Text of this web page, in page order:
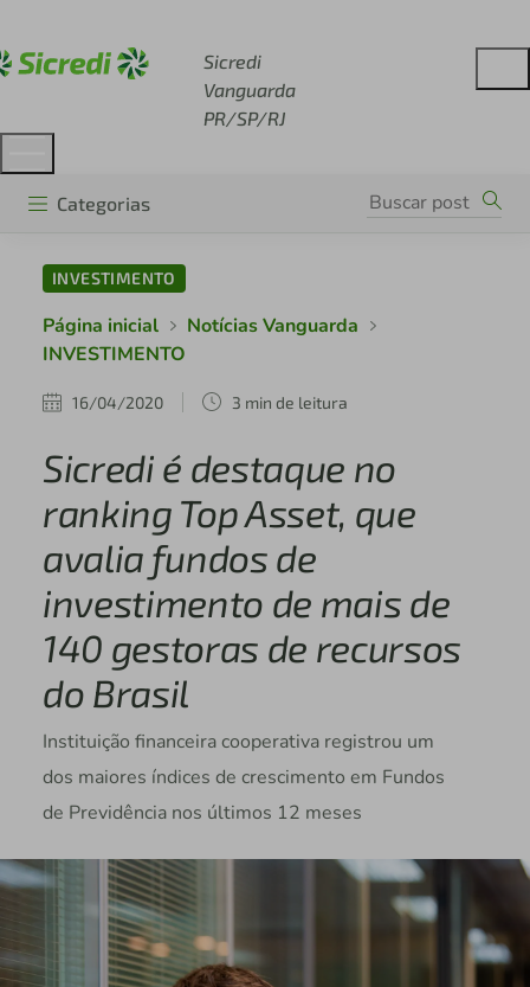
Sicredi
Vanguarda
PR/SP/RJ
Categorias
INVESTIMENTO
Página inicial
Notícias Vanguarda
INVESTIMENTO
16/04/2020 3 min de leitura
Sicredi é destaque no
ranking Top Asset, que
avalia fundos de
investimento de mais de
140 gestoras de recursos
do Brasil
Instituição financeira cooperativa registrou um
dos maiores índices de crescimento em Fundos
de Previdência nos últimos 12 meses